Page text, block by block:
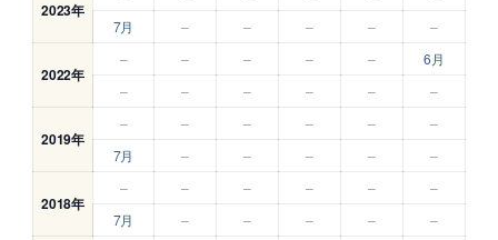
2023年
7月
– – – – –
2022年
– – – – –
6月
–
– – – – –
2019年
– – – – –
–
7月
– – – – –
2018年
– – – – –
–
7月
– – – – –